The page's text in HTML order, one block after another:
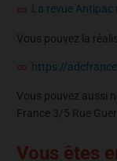
La revue Antipac
Vous pouvez la
https://
Vous pouvez aussi
France 3/5 Rue
Vous êtes